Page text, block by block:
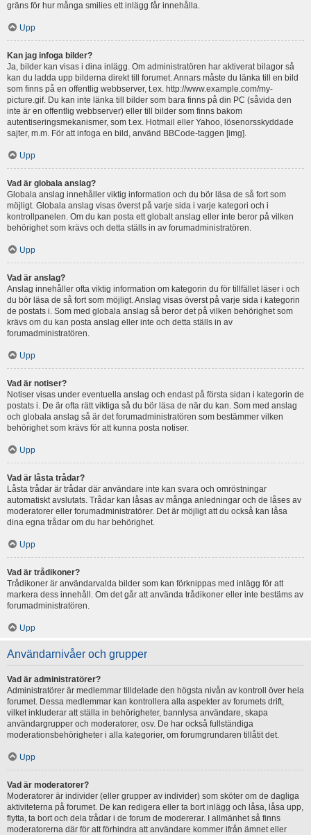
gräns för hur många smilies ett inlägg får innehålla.
Upp
Kan jag infoga bilder?
Ja, bilder kan visas i dina inlägg. Om administratören har aktiverat bilagor så
kan du ladda upp bilderna direkt till forumet. Annars måste du länka till en bild
som finns på en offentlig webbserver, t.ex. http://www.example.com/my-
picture.gif. Du kan inte länka till bilder som bara finns på din PC (såvida den
inte är en offentlig webbserver) eller till bilder som finns bakom
autentiseringsmekanismer, som t.ex. Hotmail eller Yahoo, lösenorsskyddade
sajter, m.m. För att infoga en bild, använd BBCode-taggen [img].
Upp
Vad är globala anslag?
Globala anslag innehåller viktig information och du bör läsa de så fort som
möjligt. Globala anslag visas överst på varje sida i varje kategori och i
kontrollpanelen. Om du kan posta ett globalt anslag eller inte beror på vilken
behörighet som krävs och detta ställs in av forumadministratören.
Upp
Vad är anslag?
Anslag innehåller ofta viktig information om kategorin du för tillfället läser i och
du bör läsa de så fort som möjligt. Anslag visas överst på varje sida i kategorin
de postats i. Som med globala anslag så beror det på vilken behörighet som
krävs om du kan posta anslag eller inte och detta ställs in av
forumadministratören.
Upp
Vad är notiser?
Notiser visas under eventuella anslag och endast på första sidan i kategorin de
postats i. De är ofta rätt viktiga så du bör läsa de när du kan. Som med anslag
och globala anslag så är det forumadministratören som bestämmer vilken
behörighet som krävs för att kunna posta notiser.
Upp
Vad är låsta trådar?
Låsta trådar är trådar där användare inte kan svara och omröstningar
automatiskt avslutats. Trådar kan låsas av många anledningar och de låses av
moderatorer eller forumadministratörer. Det är möjligt att du också kan låsa
dina egna trådar om du har behörighet.
Upp
Vad är trådikoner?
Trådikoner är användarvalda bilder som kan förknippas med inlägg för att
markera dess innehåll. Om det går att använda trådikoner eller inte bestäms av
forumadministratören.
Upp
Användarnivåer och grupper
Vad är administratörer?
Administratörer är medlemmar tilldelade den högsta nivån av kontroll över hela
forumet. Dessa medlemmar kan kontrollera alla aspekter av forumets drift,
vilket inkluderar att ställa in behörigheter, bannlysa användare, skapa
användargrupper och moderatorer, osv. De har också fullständiga
moderationsbehörigheter i alla kategorier, om forumgrundaren tillåtit det.
Upp
Vad är moderatorer?
Moderatorer är individer (eller grupper av individer) som sköter om de dagliga
aktiviteterna på forumet. De kan redigera eller ta bort inlägg och låsa, låsa upp,
flytta, ta bort och dela trådar i de forum de modererar. I allmänhet så finns
moderatorerna där för att förhindra att användare kommer ifrån ämnet eller